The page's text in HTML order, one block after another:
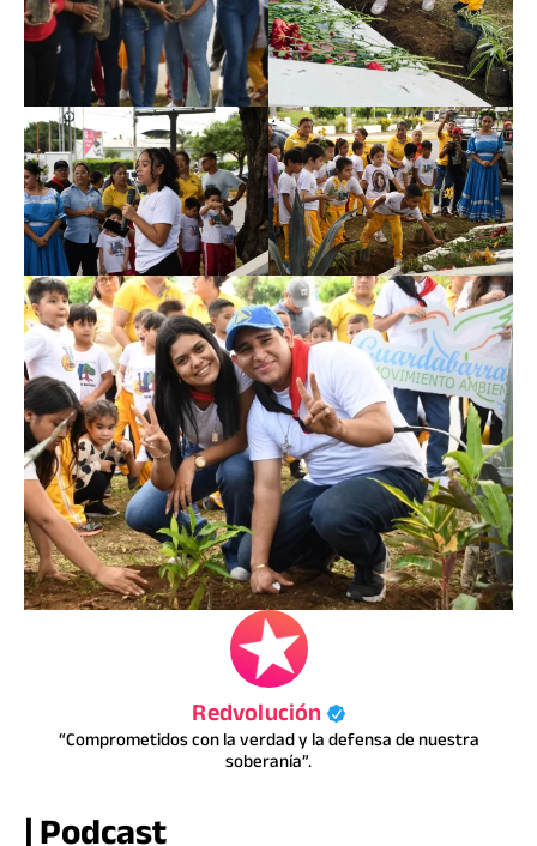
Redvolución
“Comprometidos con la verdad y la defensa de nuestra
soberanía”.
| Podcast